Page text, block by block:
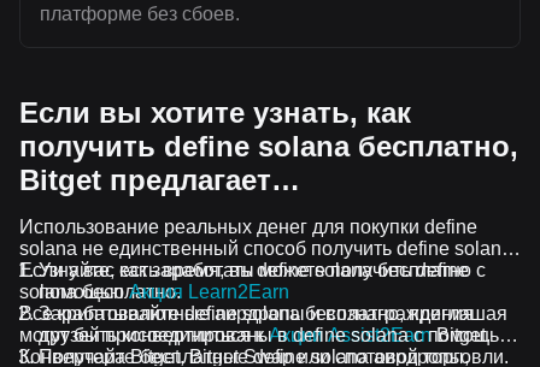
платформе без сбоев.
Если вы хотите узнать, как
получить define solana бесплатно,
Bitget предлагает…
Использование реальных денег для покупки define
solana не единственный способ получить define solana.
Если у вас есть время, вы можете получить define
solana бесплатно.
Узнайте, как заработать define solana бесплатно с
помощьюАкция Learn2Earn
Зарабатывайте define solana бесплатно, приглашая
друзей присоединиться кАкции Assist2EarnBitget.
Получайте бесплатные define solana аирдропы,
Все криптовалютные аирдропы и вознаграждения
могут быть конвертированы в define solana с помощью
Конвертера Bitget, Bitget Swap или спотовой торговли.